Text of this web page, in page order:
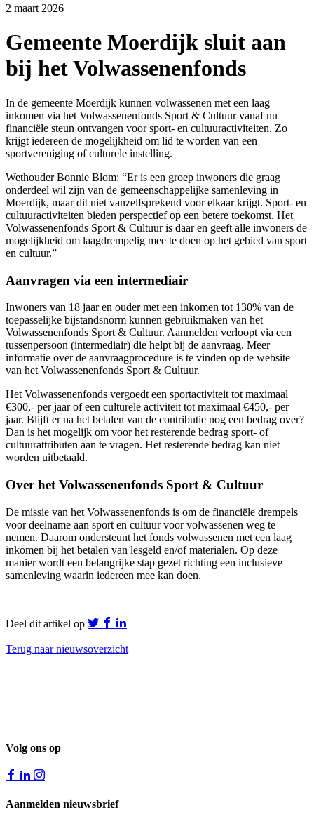
2 maart 2026
Gemeente Moerdijk sluit aan
bij het Volwassenenfonds
In de gemeente Moerdijk kunnen volwassenen met een laag
inkomen via het Volwassenenfonds Sport & Cultuur vanaf nu
financiële steun ontvangen voor sport- en cultuuractiviteiten. Zo
krijgt iedereen de mogelijkheid om lid te worden van een
sportvereniging of culturele instelling.
Wethouder Bonnie Blom: “Er is een groep inwoners die graag
onderdeel wil zijn van de gemeenschappelijke samenleving in
Moerdijk, maar dit niet vanzelfsprekend voor elkaar krijgt. Sport- en
cultuuractiviteiten bieden perspectief op een betere toekomst. Het
Volwassenenfonds Sport & Cultuur is daar en geeft alle inwoners de
mogelijkheid om laagdrempelig mee te doen op het gebied van sport
en cultuur.”
Aanvragen via een intermediair
Inwoners van 18 jaar en ouder met een inkomen tot 130% van de
toepasselijke bijstandsnorm kunnen gebruikmaken van het
Volwassenenfonds Sport & Cultuur. Aanmelden verloopt via een
tussenpersoon (intermediair) die helpt bij de aanvraag. Meer
informatie over de aanvraagprocedure is te vinden op de website
van het Volwassenenfonds Sport & Cultuur.
Het Volwassenenfonds vergoedt een sportactiviteit tot maximaal
€300,- per jaarofeen culturele activiteit tot maximaal €450,- per
jaar. Blijft er na het betalen van de contributie nog een bedrag over?
Dan is het mogelijk om voor het resterende bedrag sport- of
cultuurattributen aan te vragen. Het resterende bedrag kan niet
worden uitbetaald.
Over het Volwassenenfonds Sport & Cultuur
De missie van het Volwassenenfonds is om de financiële drempels
voor deelname aan sport en cultuur voor volwassenen weg te
nemen. Daarom ondersteunt het fonds volwassenen met een laag
inkomen bij het betalen van lesgeld en/of materialen. Op deze
manier wordt een belangrijke stap gezet richting een inclusieve
samenleving waarin iedereen mee kan doen.
Deel dit artikel op
Terug naar nieuwsoverzicht
Volg ons op
Aanmelden nieuwsbrief